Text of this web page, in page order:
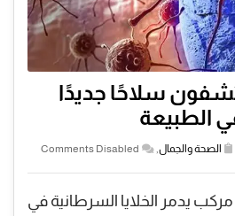
سلاحًا جديدًا
الطبيعة
الصحة والجمال,
Comments Disabled
يدمر الخلايا السرطانية في